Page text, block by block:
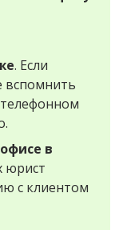
. Если
вспомнить
телефонном
в
юрист
с клиентом